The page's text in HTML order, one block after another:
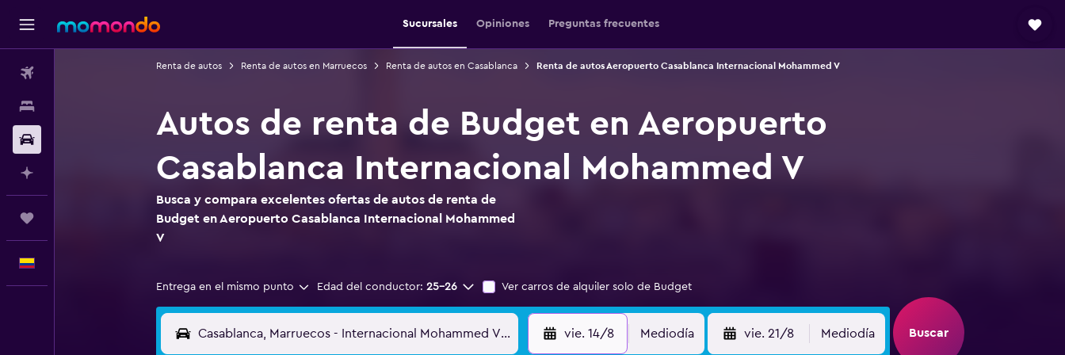
Sucursales Opiniones Preguntas frecuentes
Renta de autos Renta de autos en Marruecos Renta de autos en Casablanca Renta de autos Aeropuerto Casablanca Internacional Mohammed V
Autos de renta de Budget en Aeropuerto
Casablanca Internacional Mohammed V
Busca y compara excelentes ofertas de autos de renta de
Budget en Aeropuerto Casablanca Internacional Mohammed
V
Entrega en el mismo punto Edad del conductor: 25-26 Ver carros de alquiler solo de Budget
vie. 14/8 Mediodía vie. 21/8 Mediodía Buscar